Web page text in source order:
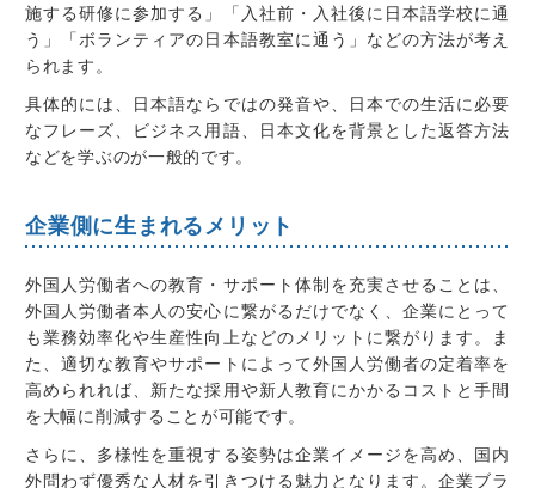
施する研修に参加する」「入社前・入社後に日本語学校に通
う」「ボランティアの日本語教室に通う」などの方法が考え
られます。
具体的には、日本語ならではの発音や、日本での生活に必要
なフレーズ、ビジネス用語、日本文化を背景とした返答方法
などを学ぶのが一般的です。
企業側に生まれるメリット
外国人労働者への教育・サポート体制を充実させることは、
外国人労働者本人の安心に繋がるだけでなく、企業にとって
も業務効率化や生産性向上などのメリットに繋がります。ま
た、適切な教育やサポートによって外国人労働者の定着率を
高められれば、新たな採用や新人教育にかかるコストと手間
を大幅に削減することが可能です。
さらに、多様性を重視する姿勢は企業イメージを高め、国内
外問わず優秀な人材を引きつける魅力となります。企業ブラ